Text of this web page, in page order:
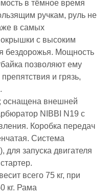
в тёмное время
ручкам, руль не
в самых
с высоким
бездорожья. Мощность
позволяют ему
и грязь,
оснащена внешней
NIBBI N19 с
Коробка передач
Система
для запуска двигателя
всего 75 кг, при
кг. Рама